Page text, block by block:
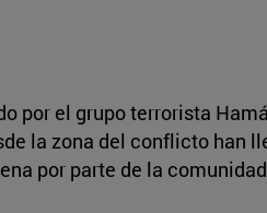
por el grupo terrorista
la zona del conflicto han
por parte de la